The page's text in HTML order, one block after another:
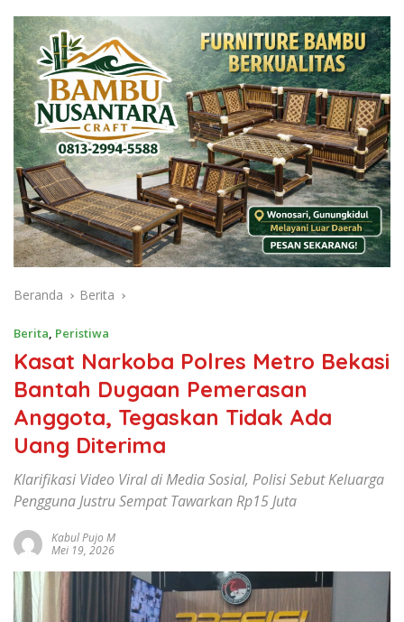
Beranda Berita
Berita, Peristiwa
Kasat Narkoba Polres Metro Bekasi
Bantah Dugaan Pemerasan
Anggota, Tegaskan Tidak Ada
Uang Diterima
Klarifikasi Video Viral di Media Sosial, Polisi Sebut Keluarga
Pengguna Justru Sempat Tawarkan Rp15 Juta
Kabul Pujo M
Mei 19, 2026